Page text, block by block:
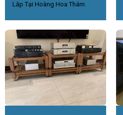
Lắp Tại Hoàng Hoa Thám.